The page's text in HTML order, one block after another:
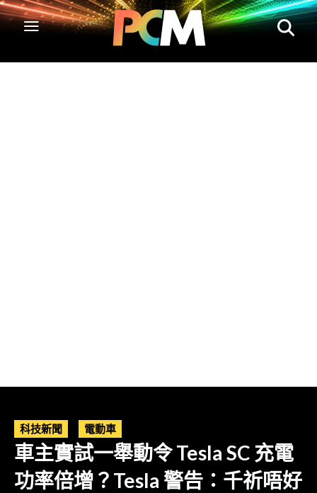
科技新聞 電動車
車主實試一舉動令 Tesla SC 充電
功率倍增？Tesla 警告：千祈唔好